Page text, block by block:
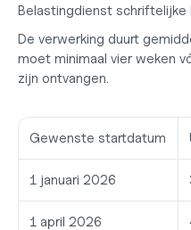
Belastingdienst
De verwerking duurt
moet minimaal vier weken
zijn ontvangen.
Gewenste startdatum
1 januari 2026
1 april 2026